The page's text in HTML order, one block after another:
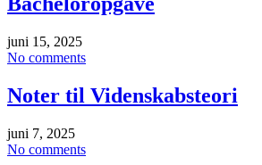
juni 15, 2025
No comments
Noter til Videnskabsteori
juni 7, 2025
No comments